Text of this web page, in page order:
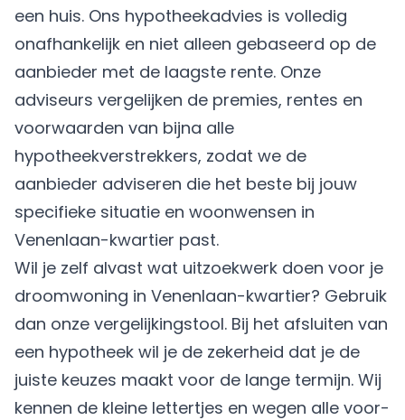
een huis. Ons hypotheekadvies is volledig
onafhankelijk en niet alleen gebaseerd op de
aanbieder met de laagste rente. Onze
adviseurs vergelijken de premies, rentes en
voorwaarden van bijna alle
hypotheekverstrekkers, zodat we de
aanbieder adviseren die het beste bij jouw
specifieke situatie en woonwensen in
Venenlaan-kwartier past.
Wil je zelf alvast wat uitzoekwerk doen voor je
droomwoning in Venenlaan-kwartier? Gebruik
dan onze vergelijkingstool. Bij het afsluiten van
een hypotheek wil je de zekerheid dat je de
juiste keuzes maakt voor de lange termijn. Wij
kennen de kleine lettertjes en wegen alle voor-